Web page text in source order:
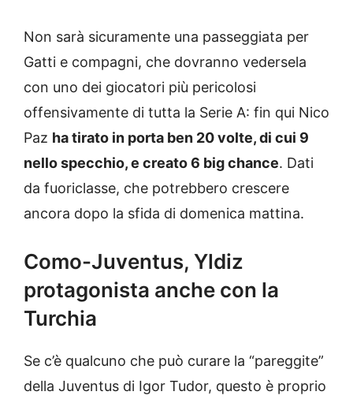
Non sarà sicuramente una passeggiata per
Gatti e compagni, che dovranno vedersela
con uno dei giocatori più pericolosi
offensivamente di tutta la Serie A: fin qui Nico
Paz ha tirato in porta ben 20 volte, di cui 9
nello specchio, e creato 6 big chance. Dati
da fuoriclasse, che potrebbero crescere
ancora dopo la sfida di domenica mattina.
Como-Juventus, Yldiz
protagonista anche con la
Turchia
Se c’è qualcuno che può curare la “pareggite”
della Juventus di Igor Tudor, questo è proprio